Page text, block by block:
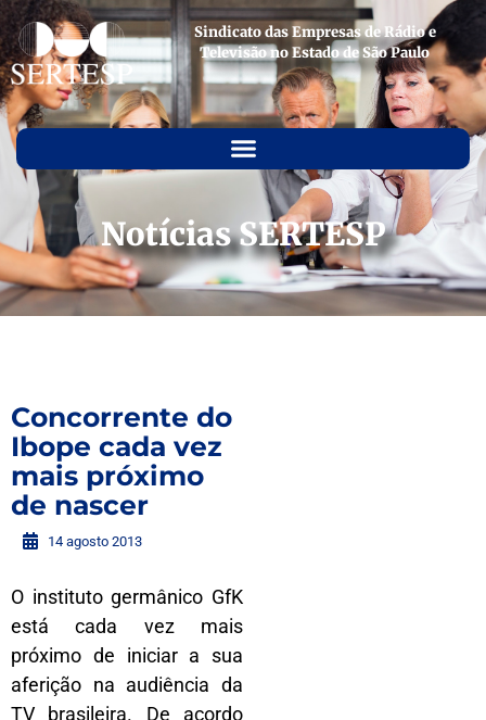
Sindicato das Empresas de Rádio e
Televisão no Estado de São Paulo
Notícias SERTESP
Concorrente do
Ibope cada vez
mais próximo
de nascer
14 agosto 2013
O instituto germânico GfK
está cada vez mais
próximo de iniciar a sua
aferição na audiência da
TV brasileira. De acordo